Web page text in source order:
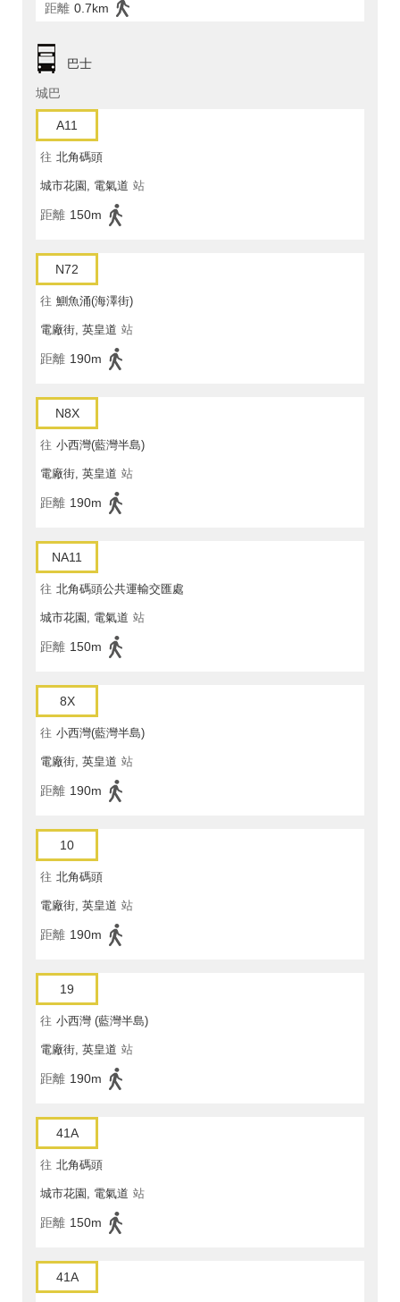
距離 0.7km
巴士
城巴
A11
往 北角碼頭
城市花園, 電氣道 站
距離 150m
N72
往 鰂魚涌(海澤街)
電廠街, 英皇道 站
距離 190m
N8X
往 小西灣(藍灣半島)
電廠街, 英皇道 站
距離 190m
NA11
往 北角碼頭公共運輸交匯處
城市花園, 電氣道 站
距離 150m
8X
往 小西灣(藍灣半島)
電廠街, 英皇道 站
距離 190m
10
往 北角碼頭
電廠街, 英皇道 站
距離 190m
19
往 小西灣 (藍灣半島)
電廠街, 英皇道 站
距離 190m
41A
往 北角碼頭
城市花園, 電氣道 站
距離 150m
41A